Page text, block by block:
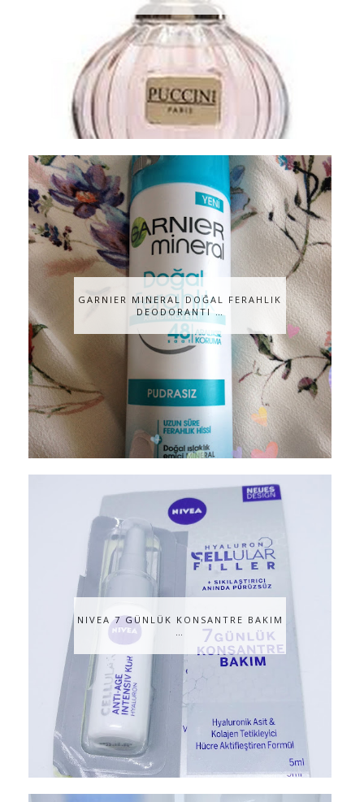
GARNIER MINERAL DOĞAL FERAHLIK
DEODORANTI …
NIVEA 7 GÜNLÜK KONSANTRE BAKIM